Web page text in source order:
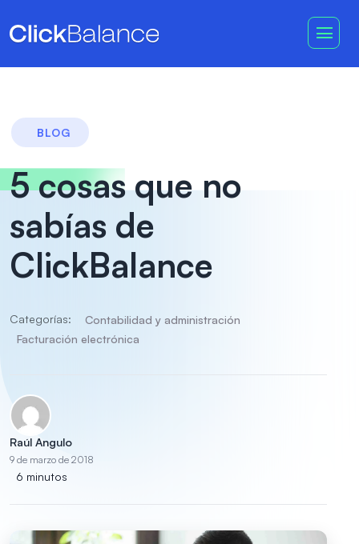
BLOG
5 cosas que no
sabías de
ClickBalance
Categorías:
Contabilidad y administración
Facturación electrónica
Raúl Angulo
9 de marzo de 2018
6 minutos